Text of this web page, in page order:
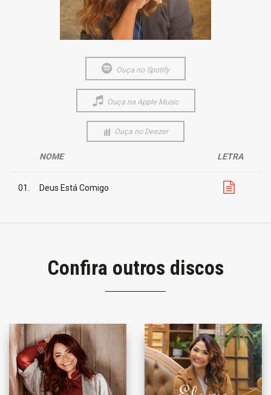
Ouça no Spotify
Ouça na Apple Music
Ouça no Deezer
NOME LETRA
01. Deus Está Comigo
Confira outros discos